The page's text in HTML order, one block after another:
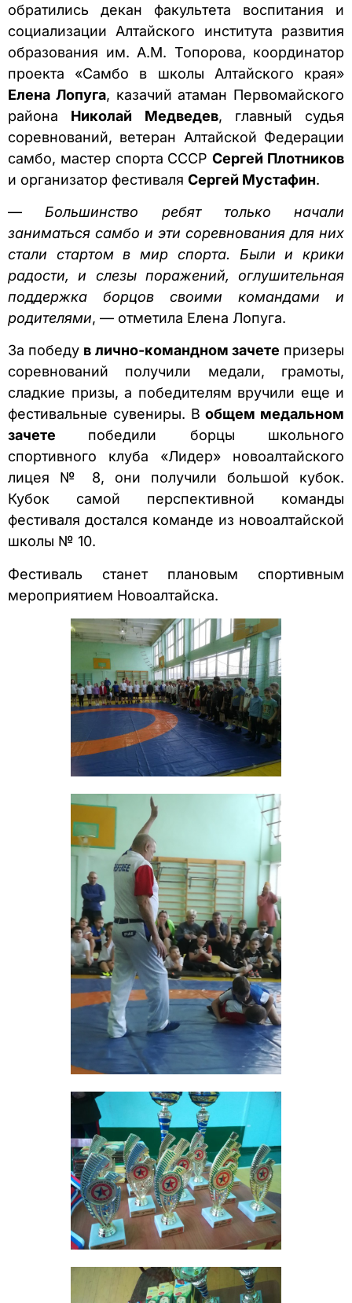
обратились декан факультета воспитания и
социализации Алтайского института развития
образования им. А.М. Топорова, координатор
проекта «Самбо в школы Алтайского края»
Елена Лопуга, казачий атаман Первомайского
района Николай Медведев, главный судья
соревнований, ветеран Алтайской Федерации
самбо, мастер спорта СССРСергей Плотников
и организатор фестиваля Сергей Мустафин.
— Большинство ребят только начали
заниматься самбо и эти соревнования для них
стали стартом в мир спорта. Были и крики
радости, и слезы поражений, оглушительная
поддержка борцов своими командами и
родителями, — отметила Елена Лопуга.
За победу в лично-командном зачете призеры
соревнований получили медали, грамоты,
сладкие призы, а победителям вручили еще и
фестивальные сувениры. Вобщем медальном
зачете победили борцы школьного
спортивного клуба «Лидер» новоалтайского
лицея № 8, они получили большой кубок.
Кубок самой перспективной команды
фестиваля достался команде из новоалтайской
школы № 10.
Фестиваль станет плановым спортивным
мероприятием Новоалтайска.